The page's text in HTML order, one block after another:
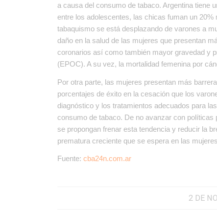
a causa del consumo de tabaco. Argentina tiene
entre los adolescentes, las chicas fuman un
tabaquismo se está desplazando de varones a
daño en la salud de las mujeres que presentan
coronarios así como también mayor gravedad y
(EPOC). A su vez, la mortalidad femenina por
Por otra parte, las mujeres presentan más
porcentajes de éxito en la cesación que los
diagnóstico y los tratamientos adecuados para
consumo de tabaco. De no avanzar con
se propongan frenar esta tendencia y reducir la
prematura creciente que se espera en las
Fuente:cba24n.com.ar
2 DE